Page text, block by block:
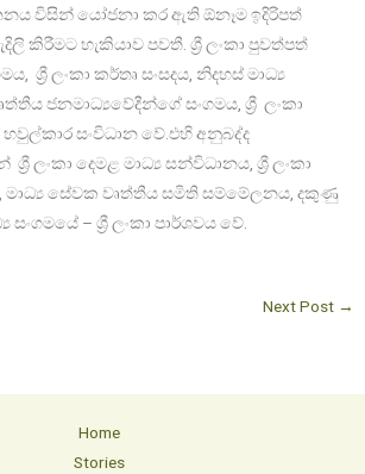
විසින් යෝජනා කර ඇති ඕනෑම ඉදිරිපත්
කිරීමට හැකියාව පවතී. ශ්‍රී ලංකා පුවත්පත්
ශ්‍රී ලංකා කර්තෘ සංසදය, නිදහස් මාධ්‍ය
ජනමාධ්‍යවේදීන්ගේ සංගමය, ශ්‍රී ලංකා
සංවිධාන වේ.එහි අනුබද්ද
ලංකා දෙමළ මාධ්‍ය සන්විධානය, ශ්‍රී ලංකා
මාධ්‍ය සේවක වෘත්තීය සමිති සම්මේලනය, දකුණු
– ශ්‍රී ලංකා පාර්ශවය වේ.
Next Post →
Home
Stories